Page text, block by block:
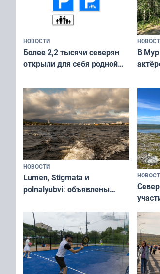
НОВОСТИ
Более 2,2 тысячи северян
открыли для себя родной
«Туризм для своих»
В
НОВОСТИ
Lumen, Stigmata и
polnalyubvi: объявлены
«Имандра» в 2026 года
по